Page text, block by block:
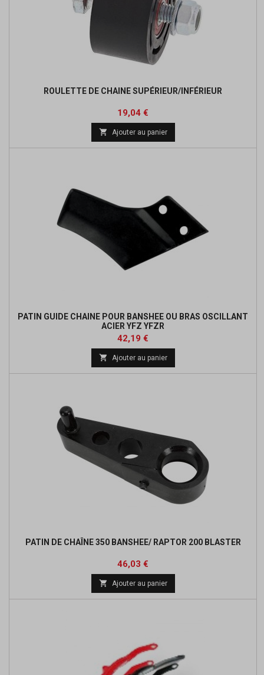
ROULETTE DE CHAINE SUPÉRIEUR/INFÉRIEUR
Prix
19,04 €
base
 Ajouter au panier
PATIN GUIDE CHAINE POUR BANSHEE OU BRAS OSCILLANT
ACIER YFZ YFZR
Prix
42,19 €
base
 Ajouter au panier
PATIN DE CHAÎNE 350 BANSHEE/ RAPTOR 200 BLASTER
Prix
46,03 €
base
 Ajouter au panier